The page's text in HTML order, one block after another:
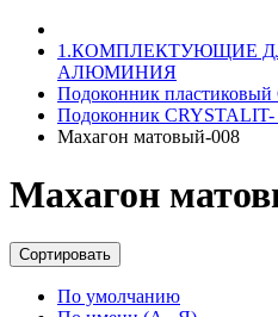
1.КОМПЛЕКТУЮЩИЕ
АЛЮМИНИЯ
Подоконник
Подоконник
Махагон матовый-008
Махагон
Сортировать
По умолчанию